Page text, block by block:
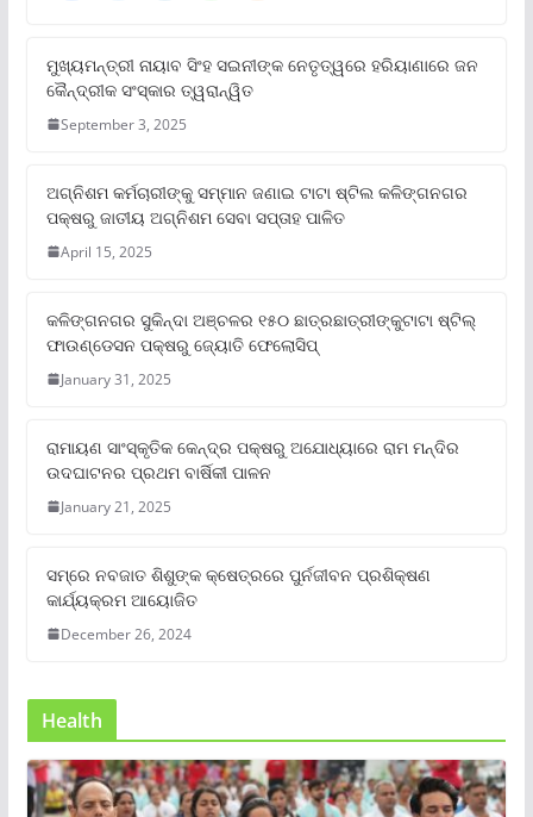
ମୁଖ୍ୟମନ୍ତ୍ରୀ ନାୟାବ ସିଂହ ସଇନୀଙ୍କ ନେତୃତ୍ୱରେ ହରିୟାଣାରେ ଜନ
କୈନ୍ଦ୍ରୀକ ସଂସ୍କାର ତ୍ୱରାନ୍ୱିତ
September 3, 2025
ଅଗ୍ନିଶମ କର୍ମଚାରୀଙ୍କୁ ସମ୍ମାନ ଜଣାଇ ଟାଟା ଷ୍ଟିଲ କଳିଙ୍ଗନଗର
ପକ୍ଷରୁ ଜାତୀୟ ଅଗ୍ନିଶମ ସେବା ସପ୍ତାହ ପାଳିତ
April 15, 2025
କଳିଙ୍ଗନଗର ସୁକିନ୍ଦା ଅଞ୍ଚଳର ୧୫୦ ଛାତ୍ରଛାତ୍ରୀଙ୍କୁଟାଟା ଷ୍ଟିଲ୍
ଫାଉଣ୍ଡେସନ ପକ୍ଷରୁ ଜ୍ୟୋତି ଫେଲୋସିପ୍‌
January 31, 2025
ରାମାୟଣ ସାଂସ୍କୃତିକ କେନ୍ଦ୍ର ପକ୍ଷରୁ ଅଯୋଧ୍ୟାରେ ରାମ ମନ୍ଦିର
ଉଦଘାଟନର ପ୍ରଥମ ବାର୍ଷିକୀ ପାଳନ
January 21, 2025
ସମ୍‌ରେ ନବଜାତ ଶିଶୁଙ୍କ କ୍ଷେତ୍ରରେ ପୁର୍ନଜୀବନ ପ୍ରଶିକ୍ଷଣ
କାର୍ଯ୍ୟକ୍ରମ ଆୟୋଜିତ
December 26, 2024
Health